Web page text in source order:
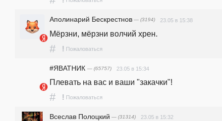
Аполинарий Бескрестнов — (3194) 23.05 в 15:38
Мёрзни, мёрзни волчий хрен.
# ! Пожаловаться
#ЯВАТНИК — (65757) 23.05 в 15:34
Плевать на вас и ваши "закачки"!
# ! Пожаловаться
Всеслав Полоцкий — (31314) 23.05 в 15:32